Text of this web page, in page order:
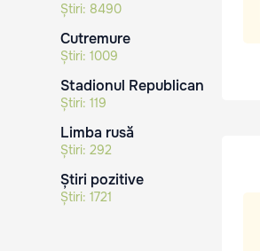
Știri: 8490
Cutremure
Știri: 1009
Stadionul Republican
Știri: 119
Limba rusă
Știri: 292
Știri pozitive
Știri: 1721